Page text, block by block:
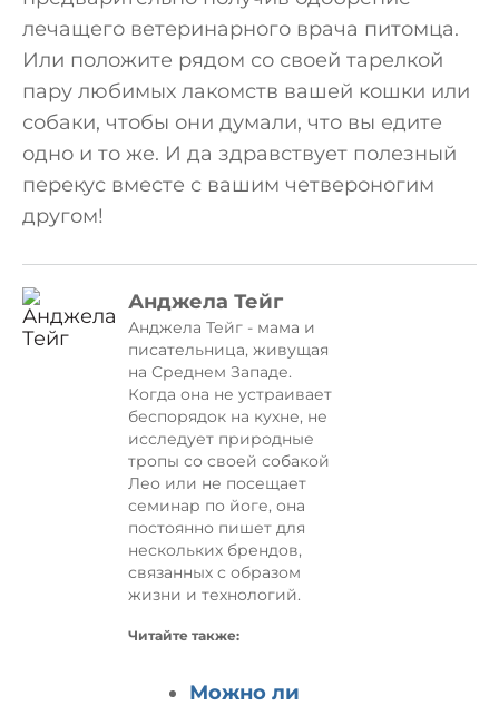
лечащего ветеринарного врача питомца.
Или положите рядом со своей тарелкой
пару любимых лакомств вашей кошки или
собаки, чтобы они думали, что вы едите
одно и то же. И да здравствует полезный
перекус вместе с вашим четвероногим
другом!
Анджела Тейг
Анджела Тейг - мама и
писательница, живущая
на Среднем Западе.
Когда она не устраивает
беспорядок на кухне, не
исследует природные
тропы со своей собакой
Лео или не посещает
семинар по йоге, она
постоянно пишет для
нескольких брендов,
связанных с образом
жизни и технологий.
Читайте также:
Можно ли